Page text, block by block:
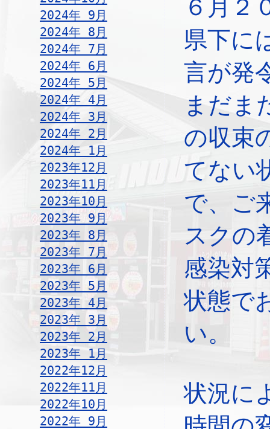
2024年 9月
2024年 8月
2024年 7月
2024年 6月
2024年 5月
2024年 4月
2024年 3月
2024年 2月
2024年 1月
2023年12月
2023年11月
2023年10月
2023年 9月
2023年 8月
2023年 7月
2023年 6月
2023年 5月
2023年 4月
2023年 3月
2023年 2月
2023年 1月
2022年12月
2022年11月
2022年10月
2022年 9月
６月２
県下に
言が発
まだま
の収束
てない
で、ご
スクの
感染対
状態で
い。
状況に